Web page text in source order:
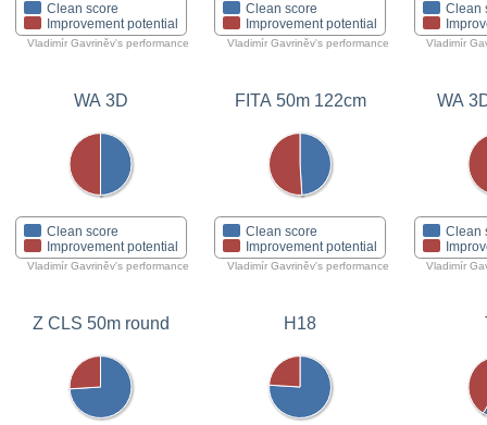
Clean score
Improvement potential
Vladimír Gavriněv's performance
Clean score
Improvement potential
Vladimír Gavriněv's performance
Clean
Vladimír
WA 3D
Clean score
Improvement potential
Vladimír Gavriněv's performance
FITA 50m 122cm
Clean score
Improvement potential
Vladimír Gavriněv's performance
WA
Clean
Vladimír
Z CLS 50m round H18